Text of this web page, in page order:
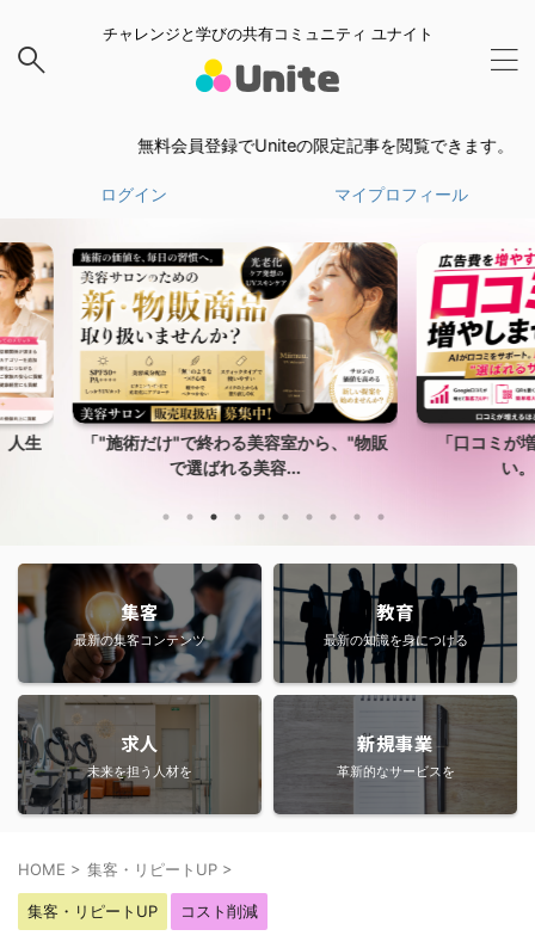
チャレンジと学びの共有コミュニティ ユナイト
無料会員登録でUniteの限定記事を閲覧できます。無料会
ログイン マイプロフィール
、"物販
「口コミが増えれば、広告費はいらな
い。」AIが”勝手に...
採用・集
集客
最新の集客コンテンツ
教育
最新の知識を身につける
求人
未来を担う人材を
新規事業
革新的なサービスを
HOME > 集客・リピートUP >
集客・リピートUP コスト削減